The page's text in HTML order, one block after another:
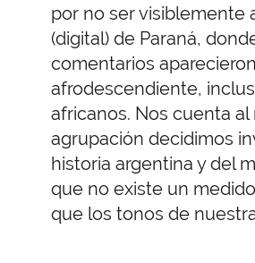
por no ser visiblemente
(digital) de Paraná,
comentarios
afrodescendiente,
africanos. Nos cuenta
agrupación decidimos
historia argentina y del
que no existe un
que los tonos de